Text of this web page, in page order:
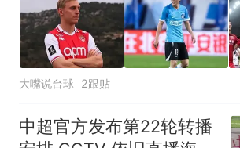
大嘴说台球 2跟贴
中超官方发布第22轮转播